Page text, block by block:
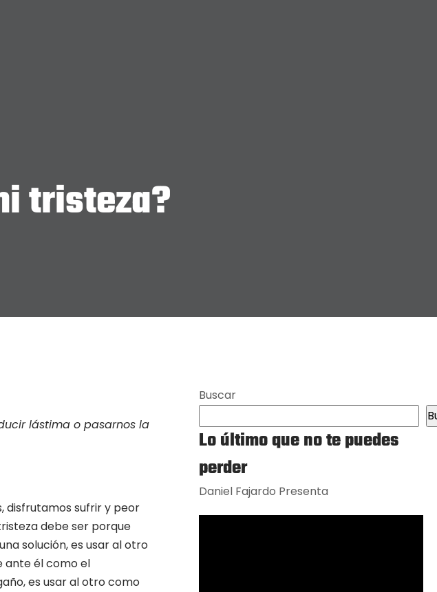
tristeza?
lástima o pasarnos la
disfrutamos sufrir y peor
debe ser porque
solución, es usar al otro
ante él como el
es usar al otro como
Buscar
Lo último que no te puedes
perder
Daniel Fajardo Presenta